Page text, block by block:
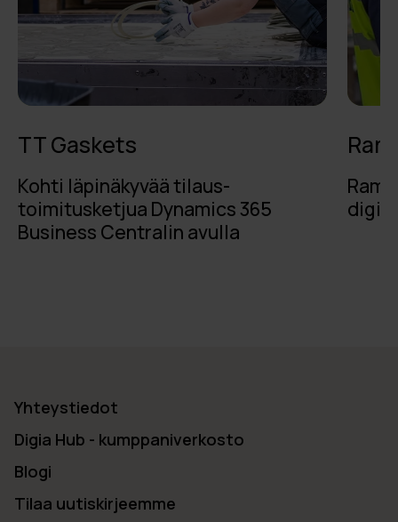
TT Gaskets
Kohti läpinäkyvää tilaus-
toimitusketjua Dynamics 365
Business Centralin avulla
Yhteystiedot
Digia Hub - kumppaniverkosto
Blogi
Tilaa uutiskirjeemme